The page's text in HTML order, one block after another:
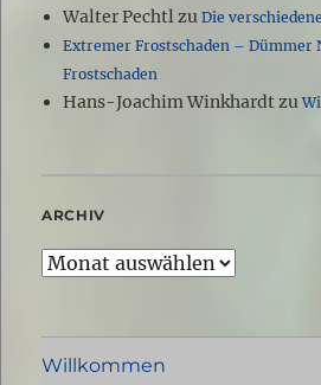
Walter Pechtlzu Die
Extremer Frostschaden – Dümmer
Frostschaden
Hans-Joachim Winkhardtzu
ARCHIV
Archiv
Willkommen